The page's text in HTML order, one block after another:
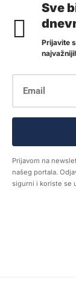
Sve
Prijavite
Prijavom na
našeg portala.
sigurni i koriste se